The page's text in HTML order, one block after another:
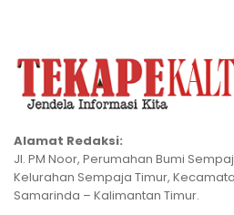
Alamat Redaksi:
Jl. PM Noor, Perumahan Bumi
Kelurahan Sempaja Timur,
Samarinda – Kalimantan Timur.